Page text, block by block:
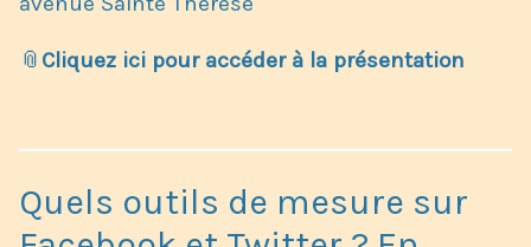
📎 Cliquez ici pour accéder à la présentation
Quels outils de mesure sur